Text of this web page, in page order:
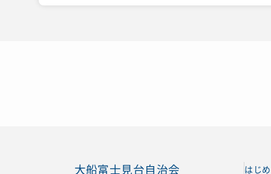
大船富士見台自治会 はじ